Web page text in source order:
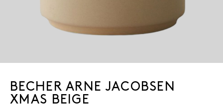
BECHER ARNE JACOBSEN
XMAS BEIGE